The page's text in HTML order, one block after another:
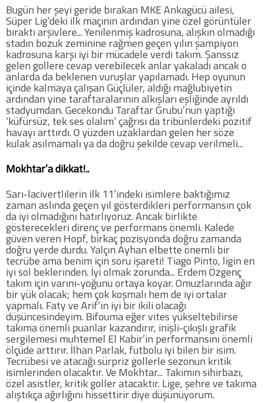
Diğer Sporlar
Sosyal Medya
Facebook
Twitter
Google Plus
Instagram
Hakkımızda
Hakkımızda
Blog
Künye
İletişim
Web Sürüme Geç
COPYLEFT 2014. AGB Bilişim Teknolojileri
Bugün her şeyi geride bırakan MKE Ankagücü ailesi,
Süper Lig’deki ilk maçının ardından yine özel görüntüler
bıraktı arşivlere... Yenilenmiş kadrosuna, alışkın olmadığı
stadın bozuk zeminine rağmen geçen yılın şampiyon
kadrosuna karşı iyi bir mücadele verdi takım. Şanssız
gelen gollere cevap verebilecek anlar yakaladı ancak o
anlarda da beklenen vuruşlar yapılamadı. Hep oyunun
içinde kalmaya çalışan Güçlüler, aldığı mağlubiyetin
ardından yine taraftaralarının alkışları eşliğinde ayrıldı
stadyumdan. Gecekondu Taraftar Grubu’nun yaptığı
‘küfürsüz, tek ses olalım’ çağrısı da tribünlerdeki pozitif
havayı arttırdı. O yüzden uzaklardan gelen her söze
kulak asılmamalı ya da doğru şekilde cevap verilmeli...
Mokhtar’a dikkat!..
Sarı-lacivertlilerin ilk 11’indeki isimlere baktığımız
zaman aslında geçen yıl gösterdikleri performansın çok
da iyi olmadığını hatırlıyoruz. Ancak birlikte
gösterecekleri direnç ve performans önemli. Kalede
güven veren Hopf, birkaç pozisyonda doğru zamanda
doğru yerde durdu. Yalçın Ayhan elbette önemli bir
tecrübe ama benim için soru işareti! Tiago Pinto, ligin en
iyi sol beklerinden. İyi olmak zorunda... Erdem Özgenç
takım için varını-yoğunu ortaya koyar. Omuzlarında ağır
bir yük olacak; hem çok koşmalı hem de iyi ortalar
yapmalı. Faty ve Arif’in iyi bir ikili olacağı
düşüncesindeyim. Bifouma eğer vites yükseltebilirse
takıma önemli puanlar kazandırır, inişli-çıkışlı grafik
sergilemesi muhtemel El Kabir’in performansını önemli
ölçüde arttırır. İlhan Parlak, futbolu iyi bilen bir isim.
Tecrübesi ve atacağı sürpriz gollerle sezonun kritik
isimlerinden olacaktır. Ve Mokhtar... Takımın sihirbazı,
özel asistler, kritik goller atacaktır. Lige, şehre ve takıma
alıştıkça ağırlığını hissettirir diye düşünüyorum.